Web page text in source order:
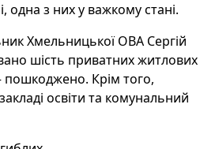
одна з них у важкому стані.
Хмельницької ОВА Сергій
шість приватних житлових
пошкоджено. Крім того,
освіти та комунальний